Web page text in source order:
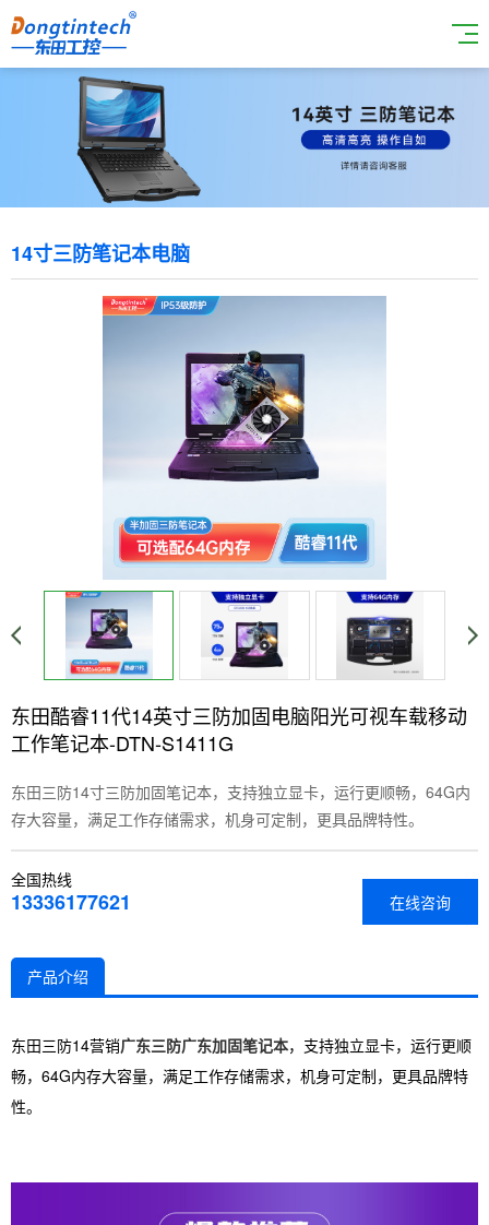
14寸三防笔记本电脑
东田酷睿11代14英寸三防加固电脑阳光可视车载移动
工作笔记本-DTN-S1411G
东田三防14寸三防加固笔记本，支持独立显卡，运行更顺畅，64G内
存大容量，满足工作存储需求，机身可定制，更具品牌特性。
在线咨询
全国热线
13336177621
产品介绍
东田三防14营销广东三防广东加固笔记本，支持独立显卡，运行更顺
畅，64G内存大容量，满足工作存储需求，机身可定制，更具品牌特
性。